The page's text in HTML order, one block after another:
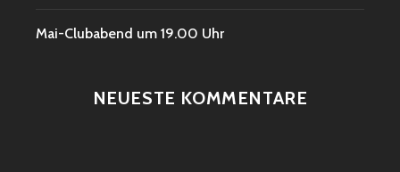
Mai-Clubabend um 19.00 Uhr
NEUESTE KOMMENTARE